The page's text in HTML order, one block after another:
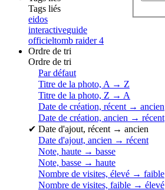
Tags liés
eidos
interactiveguide
officieltomb raider 4
Ordre de tri
Ordre de tri
Par défaut
Titre de la photo, A → Z
Titre de la photo, Z → A
Date de création, récent → ancien
Date de création, ancien → récent
✔ Date d'ajout, récent → ancien
Date d'ajout, ancien → récent
Note, haute → basse
Note, basse → haute
Nombre de visites, élevé → faible
Nombre de visites, faible → élevé